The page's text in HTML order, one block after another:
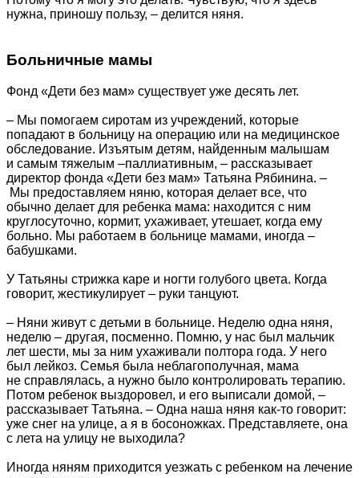
нужна, приношу пользу, – делится няня.
Больничные мамы
Фонд «Дети без мам» существует уже десять лет.
– Мы помогаем сиротам из учреждений, которые
попадают в больницу на операцию или на медицинское
обследование. Изъятым детям, найденным малышам
и самым тяжелым –паллиативным, – рассказывает
директор фонда «Дети без мам» Татьяна Рябинина. –
Мы предоставляем няню, которая делает все, что
обычно делает для ребенка мама: находится с ним
круглосуточно, кормит, ухаживает, утешает, когда ему
больно. Мы работаем в больнице мамами, иногда –
бабушками.
У Татьяны стрижка каре и ногти голубого цвета. Когда
говорит, жестикулирует – руки танцуют.
– Няни живут с детьми в больнице. Неделю одна няня,
неделю – другая, посменно. Помню, у нас был мальчик
лет шести, мы за ним ухаживали полтора года. У него
был лейкоз. Семья была неблагополучная, мама
не справлялась, а нужно было контролировать терапию.
Потом ребенок выздоровел, и его выписали домой, –
рассказывает Татьяна. – Одна наша няня как-то говорит:
уже снег на улице, а я в босоножках. Представляете, она
с лета на улицу не выходила?
Иногда няням приходится уезжать с ребенком на лечение